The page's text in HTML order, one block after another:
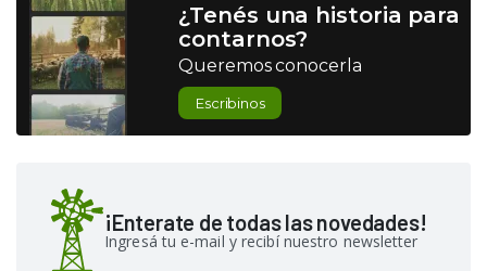
¿Tenés una historia para
contarnos?
Queremos conocerla
Escribinos
¡Enterate de todas las novedades!
Ingresá tu e-mail y recibí nuestro newsletter